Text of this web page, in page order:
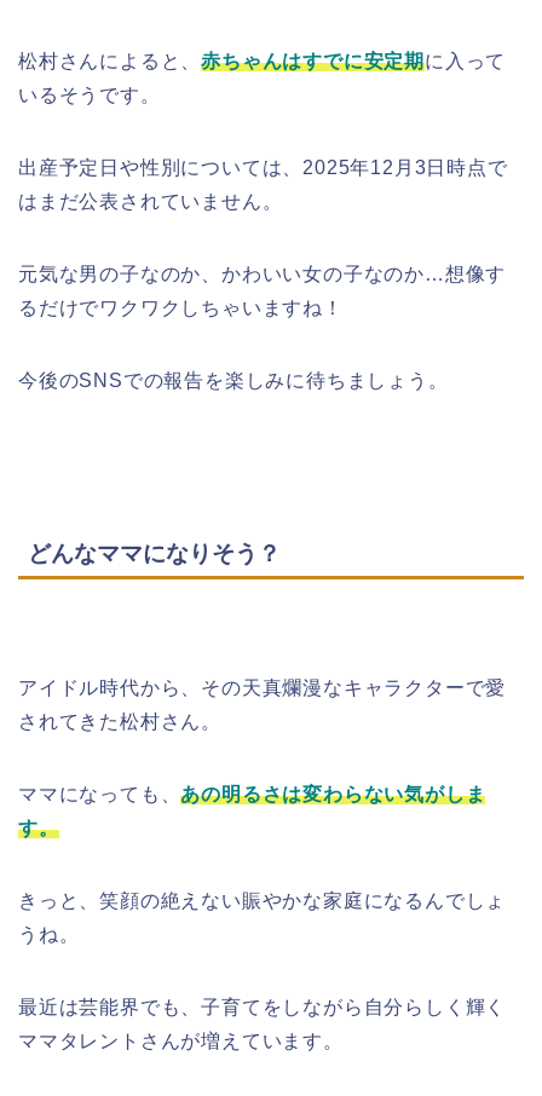
松村さんによると、赤ちゃんはすでに安定期に入って
いるそうです。
出産予定日や性別については、2025年12月3日時点で
はまだ公表されていません。
元気な男の子なのか、かわいい女の子なのか…想像す
るだけでワクワクしちゃいますね！
今後のSNSでの報告を楽しみに待ちましょう。
どんなママになりそう？
アイドル時代から、その天真爛漫なキャラクターで愛
されてきた松村さん。
ママになっても、あの明るさは変わらない気がしま
す。
きっと、笑顔の絶えない賑やかな家庭になるんでしょ
うね。
最近は芸能界でも、子育てをしながら自分らしく輝く
ママタレントさんが増えています。